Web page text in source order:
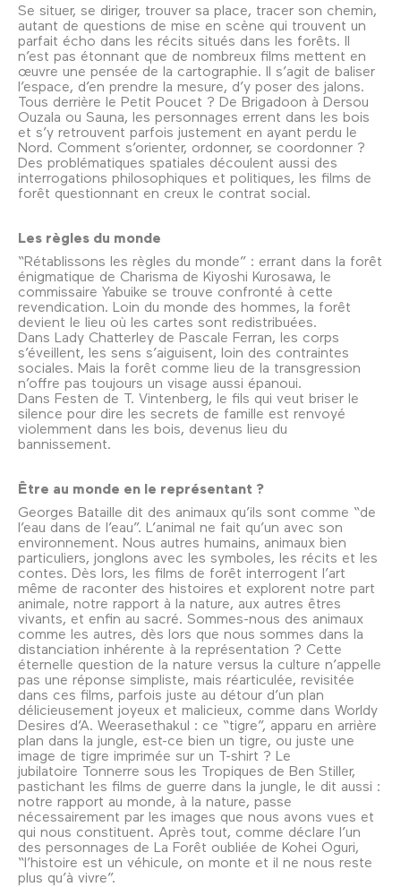
Se situer, se diriger, trouver sa place, tracer son chemin,
autant de questions de mise en scène qui trouvent un
parfait écho dans les récits situés dans les forêts. Il
n’est pas étonnant que de nombreux films mettent en
œuvre une pensée de la cartographie. Il s’agit de baliser
l’espace, d’en prendre la mesure, d’y poser des jalons.
Tous derrière le Petit Poucet ? De Brigadoon à Dersou
Ouzala ou Sauna, les personnages errent dans les bois
et s’y retrouvent parfois justement en ayant perdu le
Nord. Comment s’orienter, ordonner, se coordonner ?
Des problématiques spatiales découlent aussi des
interrogations philosophiques et politiques, les films de
forêt questionnant en creux le contrat social.
Les règles du monde
“Rétablissons les règles du monde” : errant dans la forêt
énigmatique de Charisma de Kiyoshi Kurosawa, le
commissaire Yabuike se trouve confronté à cette
revendication. Loin du monde des hommes, la forêt
devient le lieu où les cartes sont redistribuées.
Dans Lady Chatterley de Pascale Ferran, les corps
s’éveillent, les sens s’aiguisent, loin des contraintes
sociales. Mais la forêt comme lieu de la transgression
n’offre pas toujours un visage aussi épanoui.
Dans Festen de T. Vintenberg, le fils qui veut briser le
silence pour dire les secrets de famille est renvoyé
violemment dans les bois, devenus lieu du
bannissement.
Être au monde en le représentant ?
Georges Bataille dit des animaux qu’ils sont comme “de
l’eau dans de l’eau”. L’animal ne fait qu’un avec son
environnement. Nous autres humains, animaux bien
particuliers, jonglons avec les symboles, les récits et les
contes. Dès lors, les films de forêt interrogent l’art
même de raconter des histoires et explorent notre part
animale, notre rapport à la nature, aux autres êtres
vivants, et enfin au sacré. Sommes-nous des animaux
comme les autres, dès lors que nous sommes dans la
distanciation inhérente à la représentation ? Cette
éternelle question de la nature versus la culture n’appelle
pas une réponse simpliste, mais réarticulée, revisitée
dans ces films, parfois juste au détour d’un plan
délicieusement joyeux et malicieux, comme dans Worldy
Desires d’A. Weerasethakul : ce “tigre”, apparu en arrière
plan dans la jungle, est-ce bien un tigre, ou juste une
image de tigre imprimée sur un T-shirt ? Le
jubilatoire Tonnerre sous les Tropiques de Ben Stiller,
pastichant les films de guerre dans la jungle, le dit aussi :
notre rapport au monde, à la nature, passe
nécessairement par les images que nous avons vues et
qui nous constituent. Après tout, comme déclare l’un
des personnages de La Forêt oubliée de Kohei Oguri,
“l’histoire est un véhicule, on monte et il ne nous reste
plus qu’à vivre”.